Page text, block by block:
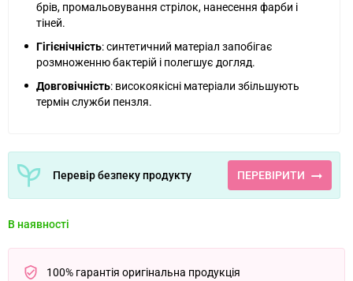
брів, промальовування стрілок, нанесення фарби і
тіней.
Гігієнічність: синтетичний матеріал запобігає
розмноженню бактерій і полегшує догляд.
Довговічність: високоякісні матеріали збільшують
термін служби пензля.
Перевір безпеку продукту ПЕРЕВІРИТИ
В наявності
100% гарантія оригінальна продукція